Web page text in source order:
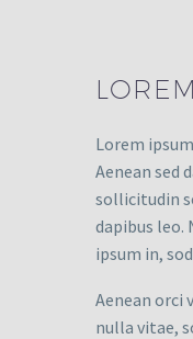
Lorem
Aenean sed
sollicitudin
dapibus leo.
ipsum in,
Aenean orci
nulla vitae,